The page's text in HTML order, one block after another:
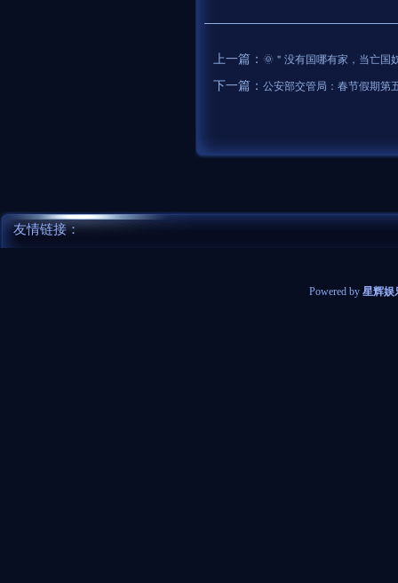
上一篇： 🌞＂没有国哪有家，当亡国
下一篇： 公安部交管局：春节假期第
友情链接：
Powered by 星辉娱